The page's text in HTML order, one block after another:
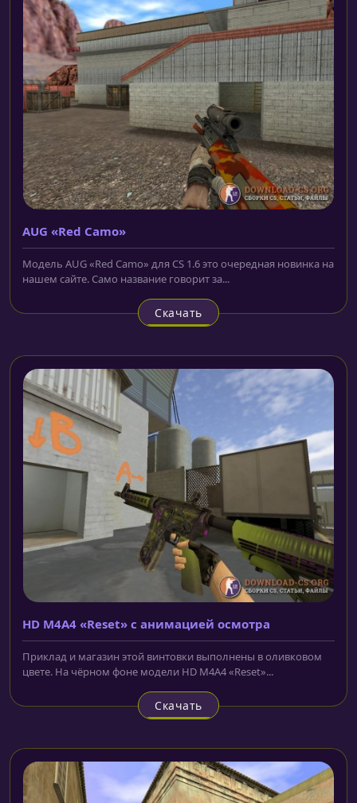
AUG «Red Camo»
Модель AUG «Red Camo» для CS 1.6 это очередная новинка на
нашем сайте. Само название говорит за...
Скачать
HD M4A4 «Reset» с анимацией осмотра
Приклад и магазин этой винтовки выполнены в оливковом
цвете. На чёрном фоне модели HD M4A4 «Reset»...
Скачать